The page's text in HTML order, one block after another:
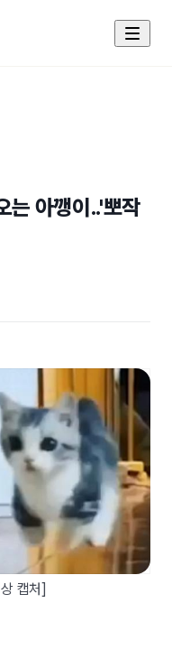
는 아깽이..'뽀작
캡처]